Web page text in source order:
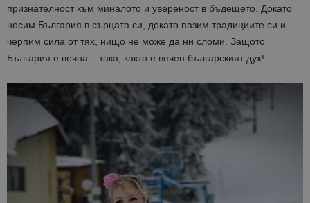
признателност към миналото и увереност в бъдещето. Докато
носим България в сърцата си, докато пазим традициите си и
черпим сила от тях, нищо не може да ни сломи. Защото
България е вечна – така, както е вечен българският дух!